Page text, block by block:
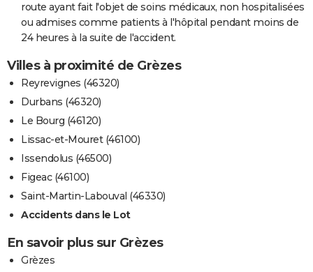
route ayant fait l'objet de soins médicaux, non hospitalisées
ou admises comme patients à l'hôpital pendant moins de
24 heures à la suite de l'accident.
Villes à proximité de Grèzes
Reyrevignes (46320)
Durbans (46320)
Le Bourg (46120)
Lissac-et-Mouret (46100)
Issendolus (46500)
Figeac (46100)
Saint-Martin-Labouval (46330)
Accidents dans le Lot
En savoir plus sur Grèzes
Grèzes